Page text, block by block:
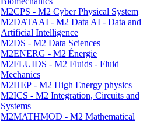
M2CPS - M2 Cyber Physical System
M2DATAAI - M2 Data AI - Data and
Artificial Intelligence
M2DS - M2 Data Sciences
M2ENERG - M2 Énergie
M2FLUIDS - M2 Fluids - Fluid
Mechanics
M2HEP - M2 High Energy physics
M2ICS - M2 Integration, Circuits and
Systems
M2MATHMOD - M2 Mathematical